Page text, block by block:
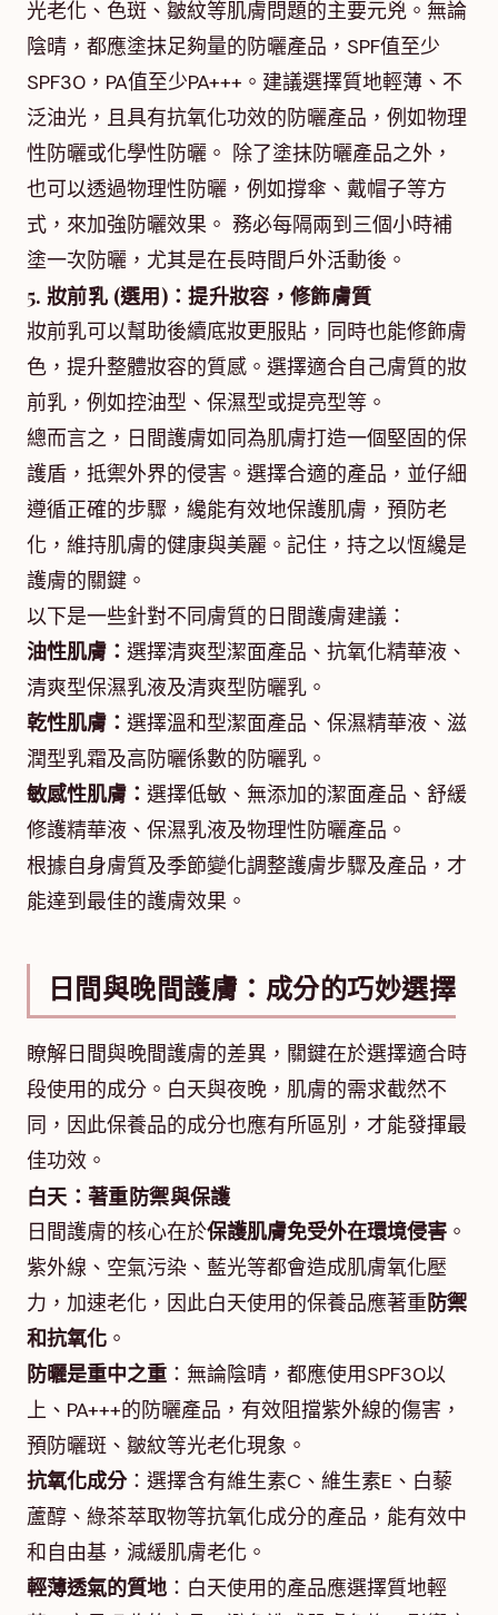
光老化、色斑、皺紋等肌膚問題的主要元兇。無論
陰晴，都應塗抹足夠量的防曬產品，SPF值至少
SPF30，PA值至少PA+++。建議選擇質地輕薄、不
泛油光，且具有抗氧化功效的防曬產品，例如物理
性防曬或化學性防曬。 除了塗抹防曬產品之外，
也可以透過物理性防曬，例如撐傘、戴帽子等方
式，來加強防曬效果。 務必每隔兩到三個小時補
塗一次防曬，尤其是在長時間戶外活動後。
5. 妝前乳 (選用)：提升妝容，修飾膚質
妝前乳可以幫助後續底妝更服貼，同時也能修飾膚
色，提升整體妝容的質感。選擇適合自己膚質的妝
前乳，例如控油型、保濕型或提亮型等。
總而言之，日間護膚如同為肌膚打造一個堅固的保
護盾，抵禦外界的侵害。選擇合適的產品，並仔細
遵循正確的步驟，纔能有效地保護肌膚，預防老
化，維持肌膚的健康與美麗。記住，持之以恆纔是
護膚的關鍵。
以下是一些針對不同膚質的日間護膚建議：
油性肌膚： 選擇清爽型潔面產品、抗氧化精華液、
清爽型保濕乳液及清爽型防曬乳。
乾性肌膚： 選擇溫和型潔面產品、保濕精華液、滋
潤型乳霜及高防曬係數的防曬乳。
敏感性肌膚： 選擇低敏、無添加的潔面產品、舒緩
修護精華液、保濕乳液及物理性防曬產品。
根據自身膚質及季節變化調整護膚步驟及產品，才
能達到最佳的護膚效果。
日間與晚間護膚：成分的巧妙選擇
瞭解日間與晚間護膚的差異，關鍵在於選擇適合時
段使用的成分。白天與夜晚，肌膚的需求截然不
同，因此保養品的成分也應有所區別，才能發揮最
佳功效。
白天：著重防禦與保護
日間護膚的核心在於保護肌膚免受外在環境侵害 。
紫外線、空氣污染、藍光等都會造成肌膚氧化壓
力，加速老化，因此白天使用的保養品應著重防禦
和抗氧化 。
防曬是重中之重 ：無論陰晴，都應使用SPF30以
上、PA+++的防曬產品，有效阻擋紫外線的傷害，
預防曬斑、皺紋等光老化現象。
抗氧化成分：選擇含有維生素C、維生素E、白藜
蘆醇、綠茶萃取物等抗氧化成分的產品，能有效中
和自由基，減緩肌膚老化。
輕薄透氣的質地 ：白天使用的產品應選擇質地輕